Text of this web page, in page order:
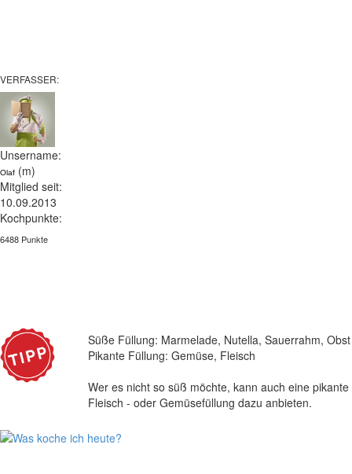
VERFASSER:
Unsername:
Olaf (m)
Mitglied seit:
10.09.2013
Kochpunkte:
6488 Punkte
Süße Füllung: Marmelade, Nutella, Sauerrahm, Obst
Pikante Füllung: Gemüse, Fleisch
Wer es nicht so süß möchte, kann auch eine pikante
Fleisch - oder Gemüsefüllung dazu anbieten.